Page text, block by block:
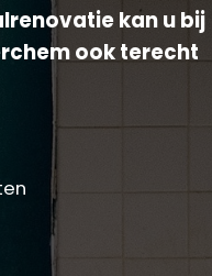
kan u bij
ook terecht